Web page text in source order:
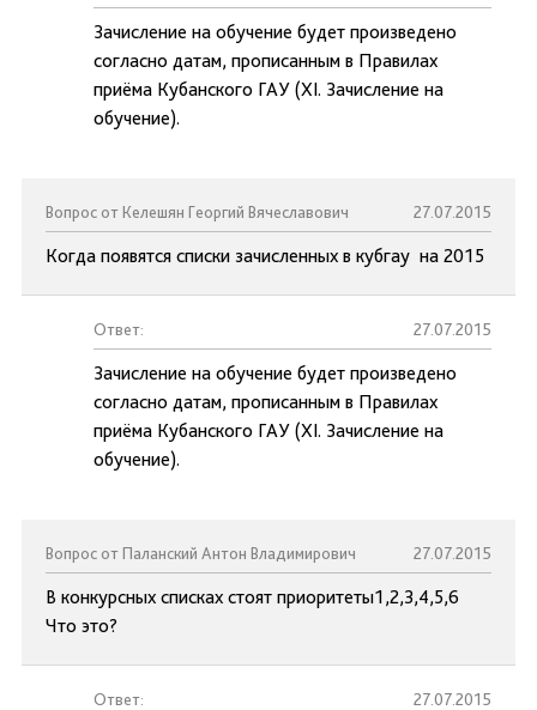
Зачисление на обучение будет произведено
согласно датам, прописанным в Правилах
приёма Кубанского ГАУ (XI. Зачисление на
обучение).
Вопрос от Келешян Георгий Вячеславович 27.07.2015
Когда появятся списки зачисленных в кубгау на 2015
Ответ: 27.07.2015
Зачисление на обучение будет произведено
согласно датам, прописанным в Правилах
приёма Кубанского ГАУ (XI. Зачисление на
обучение).
Вопрос от Паланский Антон Владимирович 27.07.2015
В конкурсных списках стоят приоритеты1,2,3,4,5,6
Что это?
Ответ: 27.07.2015